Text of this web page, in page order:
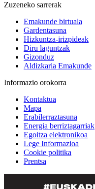
Zuzeneko sarrerak
Emakunde birtuala
Gardentasuna
Hizkuntza-irizpideak
Diru laguntzak
Gizonduz
Aldizkaria Emakunde
Informazio orokorra
Kontaktua
Mapa
Erabilerraztasuna
Energia berriztagarriak
Egoitza elektronikoa
Lege Informazioa
Cookie politika
Prentsa